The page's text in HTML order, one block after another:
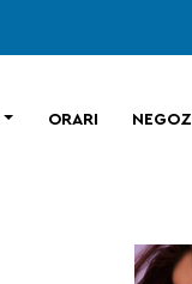
ORARI NEGOZI